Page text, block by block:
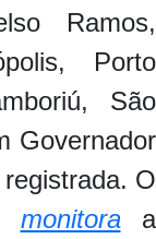
Ramos,
Porto
São
Governador
O
monitora
a